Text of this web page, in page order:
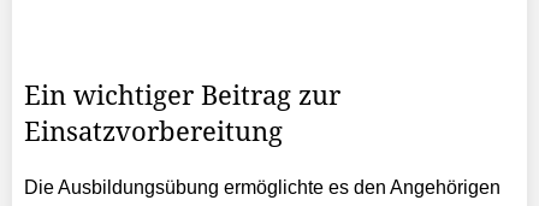
Ein wichtiger Beitrag zur
Einsatzvorbereitung
Die Ausbildungsübung ermöglichte es den Angehörigen